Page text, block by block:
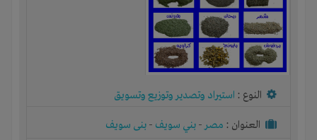
النوع : استيراد وتصدير وتوزيع وتسويق
العنوان : مصر- بني سويف - بنى سويف